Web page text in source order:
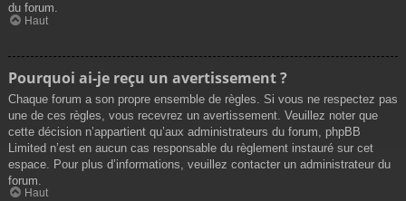
du forum.
Haut
Pourquoi ai-je reçu un avertissement ?
Chaque forum a son propre ensemble de règles. Si vous ne respectez pas
une de ces règles, vous recevrez un avertissement. Veuillez noter que
cette décision n’appartient qu’aux administrateurs du forum, phpBB
Limited n’est en aucun cas responsable du règlement instauré sur cet
espace. Pour plus d’informations, veuillez contacter un administrateur du
forum.
Haut